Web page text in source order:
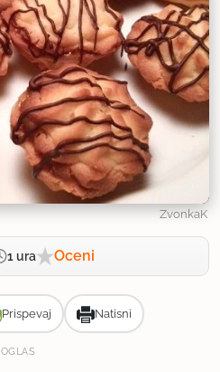
ZvonkaK
1 ura Oceni
Prispevaj Natisni
OGLAS